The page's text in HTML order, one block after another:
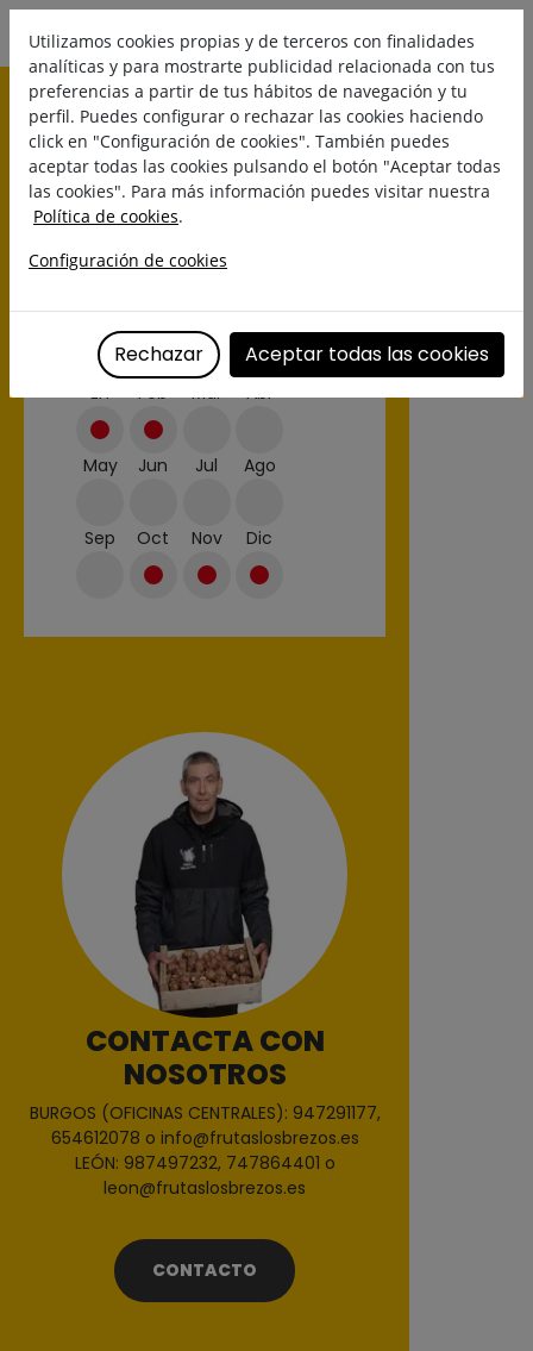
CHIRIMOYA
Temporada/Disponibilidad:
En
Feb Mar Abr
May Jun Jul Ago
Sep Oct Nov Dic
CONTACTA CON
NOSOTROS
BURGOS (OFICINAS CENTRALES): 947291177,
654612078 o info@frutaslosbrezos.es
LEÓN: 987497232, 747864401 o
leon@frutaslosbrezos.es
CONTACTO
Utilizamos cookies propias y de terceros con finalidades
analíticas y para mostrarte publicidad relacionada con tus
preferencias a partir de tus hábitos de navegación y tu
perfil. Puedes configurar o rechazar las cookies haciendo
click en "Configuración de cookies". También puedes
aceptar todas las cookies pulsando el botón "Aceptar todas
las cookies". Para más información puedes visitar nuestra
Política de cookies.
Configuración de cookies
Rechazar Aceptar todas las cookies